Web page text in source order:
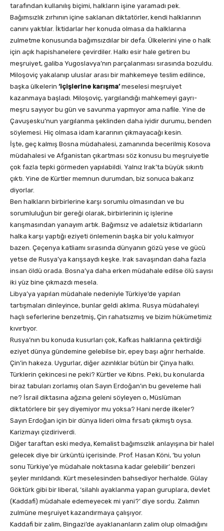
tarafından kullanılış biçimi, halkların işine yaramadı pek.
Bağımsızlık zırhının içine saklanan diktatörler, kendi halklarının
canını yaktılar. İktidarlar her konuda olmasa da halklarına
zulmetme konusunda bağımsızdılar bir defa. Ülkelerini yine o halk
için açık hapishanelere çevirdiler. Halkı esir hale getiren bu
meşruiyet, galiba Yugoslavya’nın parçalanması sırasında bozuldu.
Miloşoviç yakalanıp uluslar arası bir mahkemeye teslim edilince,
başka ülkelerin ‘içişlerine karışma’meselesi meşruiyet
kazanmaya başladı. Miloşoviç, yargılandığı mahkemeyi gayrı-
meşru sayıyor bu gün ve savunma yapmıyor ama nafile. Yine de
Çavuşesku’nun yargılanma şeklinden daha iyidir durumu, benden
söylemesi. Hiç olmasa idam kararının çıkmayacağı kesin.
İşte, geç kalmış Bosna müdahalesi, zamanında becerilmiş Kosova
müdahalesi ve Afganistan çıkartması söz konusu bu meşruiyetle
çok fazla tepki görmeden yapılabildi. Yalnız Irak’ta büyük sıkıntı
çıktı. Yine de Kürtler memnun durumdan, biz sonuca bakarız
diyorlar.
Ben halkların birbirlerine karşı sorumlu olmasından ve bu
sorumluluğun bir gereği olarak, birbirlerinin iç işlerine
karışmasından yanayım artık. Bağımsız ve adaletsiz iktidarların
halka karşı yaptığı eziyeti önlemenin başka bir yolu kalmıyor
bazen. Çeçenya katliamı sırasında dünyanın gözü yese ve gücü
yetse de Rusya’ya karışsaydı keşke. Irak savaşından daha fazla
insan öldü orada. Bosna’ya daha erken müdahale edilse ölü sayısı
iki yüz bine çıkmazdı mesela.
Libya’ya yapılan müdahale nedeniyle Türkiye’de yapılan
tartışmaları dinleyince, bunlar geldi aklıma. Rusya müdahaleyi
haçlı seferlerine benzetmiş, Çin rahatsızmış ve bizim hükümetimiz
kıvırtıyor.
Rusya’nın bu konuda kusurları çok, Kafkas halklarına çektirdiği
eziyet dünya gündemine gelebilse bir, epey başı ağrır herhalde.
Çin’in hakeza. Uygurlar, diğer azınlıklar bütün bir Çinya halkı.
Türklerin çekincesi ne peki? Kürtler ve Kıbrıs. Peki, bu konularda
biraz tabuları zorlamış olan Sayın Erdoğan’ın bu geveleme hali
ne? İsrail diktasına ağzına geleni söyleyen o, Müslüman
diktatörlere bir şey diyemiyor mu yoksa? Hani nerde ilkeler?
Sayın Erdoğan için bir dünya lideri olma fırsatı çıkmıştı oysa.
Karizmayı çizdiriverdi.
Diğer taraftan eski medya, Kemalist bağımsızlık anlayışına bir halel
gelecek diye bir ürküntü içerisinde. Prof. Hasan Köni, ‘bu yolun
sonu Türkiye’ye müdahale noktasına kadar gelebilir’ benzeri
şeyler mırıldandı. Kürt meselesinden bahsediyor herhalde. Gülay
Göktürk gibi bir liberal, ‘silahlı ayaklanma yapan guruplara, devlet
(Kaddafi) müdahale edemeyecek mi yani?’ diye sordu. Zalımın
zulmüne meşruiyet kazandırmaya çalışıyor.
Kaddafi bir zalim, Bingazi’de ayaklananların zalim olup olmadığını